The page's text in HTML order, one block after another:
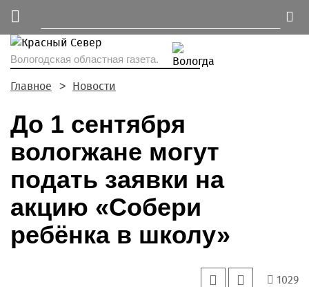
Вологодская областная газета.
Главное Новости
До 1 сентября
вологжане могут
подать заявки на
акцию «Собери
ребёнка в школу»
1029